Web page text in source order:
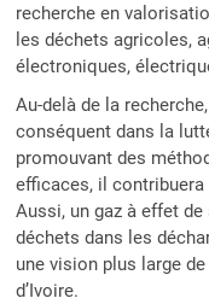
recherche en
les déchets agricoles,
électroniques,
Au-delà de la
conséquent dans la
promouvant des
efficaces, il
Aussi, un gaz à effet
déchets dans les
une vision plus large
d’Ivoire.